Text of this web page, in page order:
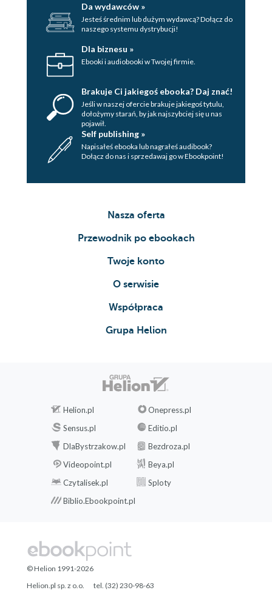
Da wydawców »
Jesteś średnim lub dużym wydawcą? Dołącz do
naszego systemu dystrybucji!
Dla biznesu »
Ebooki i audiobooki w Twojej firmie.
Brakuje Ci jakiegoś ebooka? Daj znać!
Jeśli w naszej ofercie brakuje jakiegoś tytulu,
dołożymy starań, by jak najszybciej się u nas
pojawił.
Self publishing »
Napisałeś ebooka lub nagrałeś audibook?
Dołącz do nas i sprzedawaj go w Ebookpoint!
Nasza oferta
Przewodnik po ebookach
Twoje konto
O serwisie
Współpraca
Grupa Helion
Helion.pl
Onepress.pl
Sensus.pl
Editio.pl
DlaBystrzakow.pl
Bezdroza.pl
Videopoint.pl
Beya.pl
Czytalisek.pl
Sploty
Biblio.Ebookpoint.pl
© Helion 1991-2026
Helion.pl sp. z o.o.
tel. (32) 230-98-63